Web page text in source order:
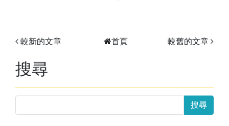
較新的文章 較舊的文章
首頁
搜尋